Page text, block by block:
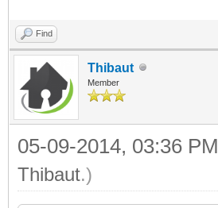
Find
Thibaut
Member
05-09-2014, 03:36 PM
Thibaut.)